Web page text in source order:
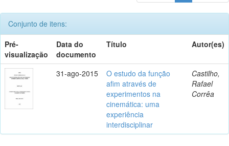
Conjunto de itens:
Pré-
visualização
Data do
documento
Título Autor(es)
31-ago-2015
O estudo da função
afim através de
experimentos na
cinemática: uma
experiência
interdisciplinar
Castilho,
Rafael
Corrêa